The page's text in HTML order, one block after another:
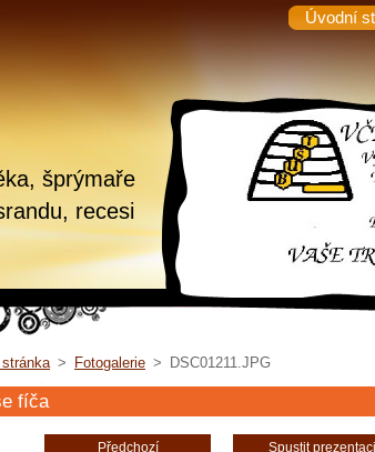
Úvodní
šprýmaře
recesi
> Fotogalerie > DSC01211.JPG
fíča
Předchozí Spustit prezentaci